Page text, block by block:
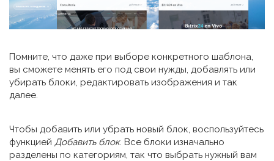
Помните, что даже при выборе конкретного шаблона,
вы сможете менять его под свои нужды, добавлять или
убирать блоки, редактировать изображения и так
далее.
Чтобы добавить или убрать новый блок, воспользуйтесь
функцией Добавить блок. Все блоки изначально
разделены по категориям, так что выбрать нужный вам